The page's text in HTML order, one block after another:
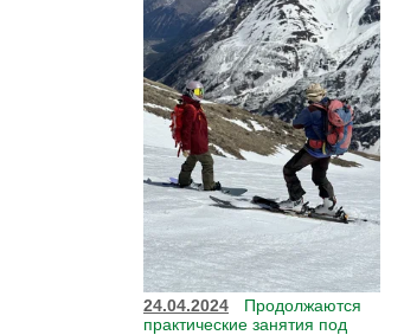
24.04.2024
Продолжаются
практические занятия под